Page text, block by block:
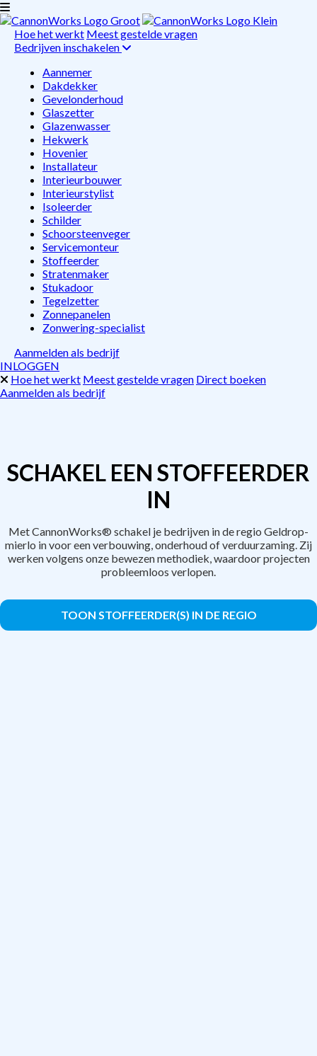
Hoe het werkt Meest gestelde vragen
Bedrijven inschakelen
Aannemer
Dakdekker
Gevelonderhoud
Glaszetter
Glazenwasser
Hekwerk
Hovenier
Installateur
Interieurbouwer
Interieurstylist
Isoleerder
Schilder
Schoorsteenveger
Servicemonteur
Stoffeerder
Stratenmaker
Stukadoor
Tegelzetter
Zonnepanelen
Zonwering-specialist
Aanmelden als bedrijf
INLOGGEN
Hoe het werkt Meest gestelde vragen Direct boeken
Aanmelden als bedrijf
SCHAKEL EEN STOFFEERDER
IN
Met CannonWorks® schakel je bedrijven in de regio Geldrop-
mierlo in voor een verbouwing, onderhoud of verduurzaming. Zij
werken volgens onze bewezen methodiek, waardoor projecten
probleemloos verlopen.
TOON STOFFEERDER(S) IN DE REGIO